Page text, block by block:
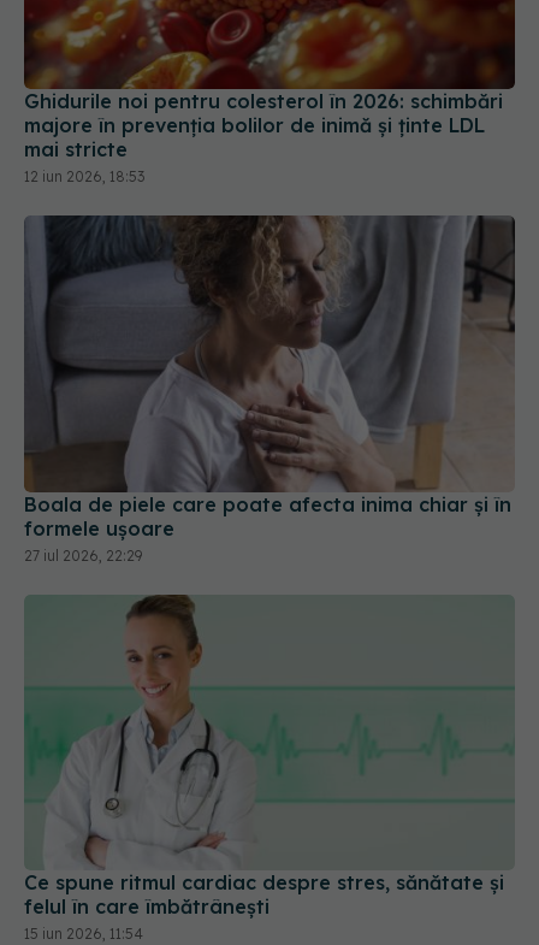
Ghidurile noi pentru colesterol în 2026: schimbări
majore în prevenția bolilor de inimă și ținte LDL
mai stricte
12 iun 2026, 18:53
Boala de piele care poate afecta inima chiar și în
formele ușoare
27 iul 2026, 22:29
Ce spune ritmul cardiac despre stres, sănătate și
felul în care îmbătrânești
15 iun 2026, 11:54